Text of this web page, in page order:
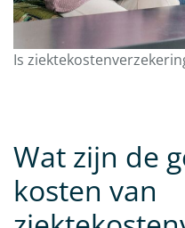
Is
Wat zijn de
kosten van